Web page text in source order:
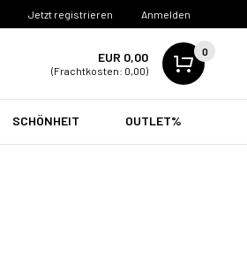
Jetzt registrieren Anmelden
EUR 0,00
(Frachtkosten: 0,00)
0
SCHÖNHEIT OUTLET%